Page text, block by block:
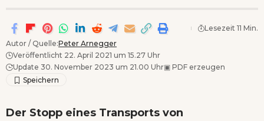
Autor / Quelle:Peter Arnegger
Veröffentlicht 22. April 2021 um 15.27 Uhr
Update 30. November 2023 um 21.00 Uhr▣ PDF erzeugen
Lesezeit 11 Min.
Der Stopp eines Transports von